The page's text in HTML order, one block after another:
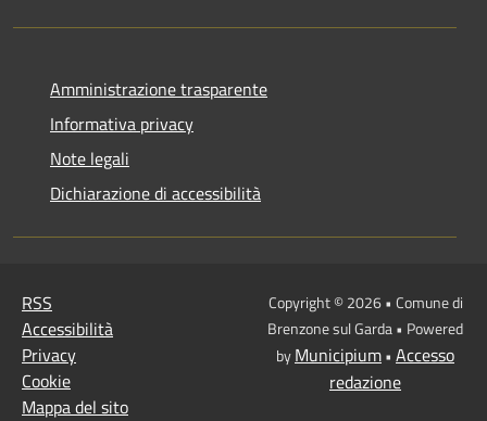
Amministrazione trasparente
Informativa privacy
Note legali
Dichiarazione di accessibilità
RSS
Accessibilità
Privacy
Cookie
Mappa del sito
Copyright © 2026 • Comune di
Brenzone sul Garda • Powered
byMunicipium• Accesso
redazione